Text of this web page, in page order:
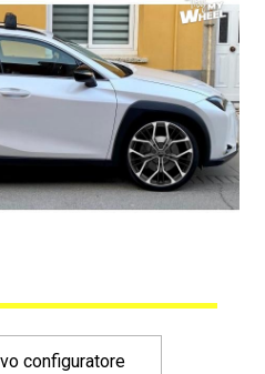
configuratore